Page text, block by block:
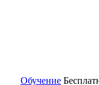
Обучение